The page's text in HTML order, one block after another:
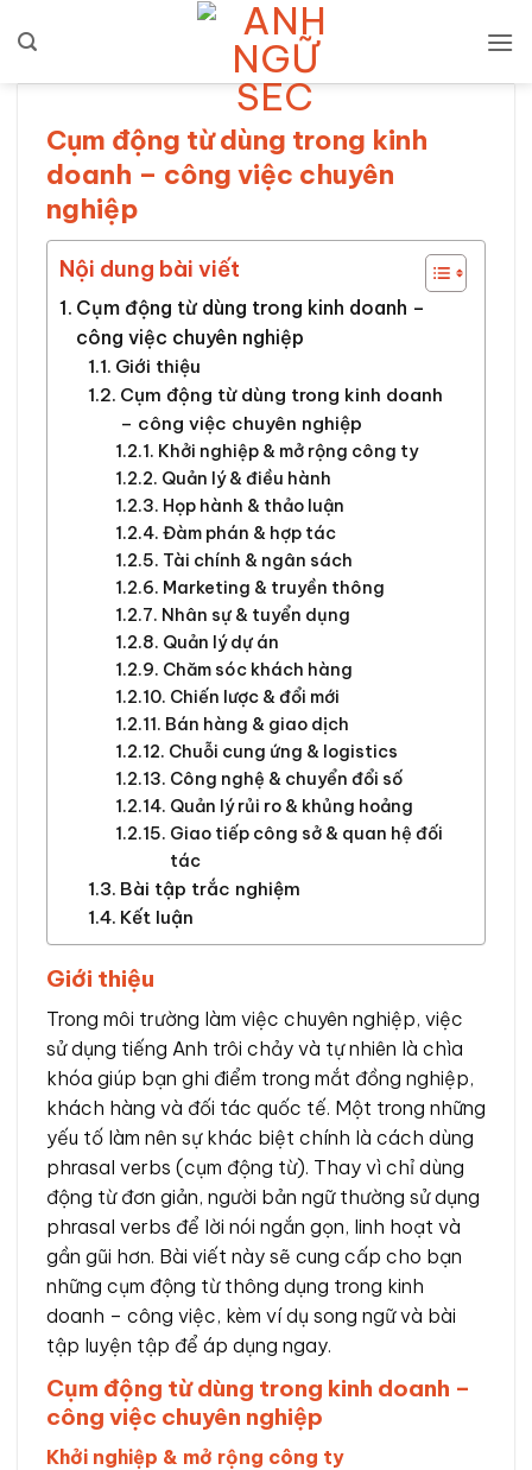
qua
Cụm động từ dùng trong kinh
doanh – công việc chuyên
nghiệp
Nội dung bài viết
Cụm động từ dùng trong kinh doanh –
công việc chuyên nghiệp
Giới thiệu
Cụm động từ dùng trong kinh doanh
– công việc chuyên nghiệp
Khởi nghiệp & mở rộng công ty
Quản lý & điều hành
Họp hành & thảo luận
Đàm phán & hợp tác
Tài chính & ngân sách
Marketing & truyền thông
Nhân sự & tuyển dụng
Quản lý dự án
Chăm sóc khách hàng
Chiến lược & đổi mới
Bán hàng & giao dịch
Chuỗi cung ứng & logistics
Công nghệ & chuyển đổi số
Quản lý rủi ro & khủng hoảng
Giao tiếp công sở & quan hệ đối
tác
Bài tập trắc nghiệm
Kết luận
Giới thiệu
Trong môi trường làm việc chuyên nghiệp, việc
sử dụng tiếng Anh trôi chảy và tự nhiên là chìa
khóa giúp bạn ghi điểm trong mắt đồng nghiệp,
khách hàng và đối tác quốc tế. Một trong những
yếu tố làm nên sự khác biệt chính là cách dùng
phrasal verbs (cụm động từ). Thay vì chỉ dùng
động từ đơn giản, người bản ngữ thường sử dụng
phrasal verbs để lời nói ngắn gọn, linh hoạt và
gần gũi hơn. Bài viết này sẽ cung cấp cho bạn
những cụm động từ thông dụng trong kinh
doanh – công việc, kèm ví dụ song ngữ và bài
tập luyện tập để áp dụng ngay.
Cụm động từ dùng trong kinh doanh –
công việc chuyên nghiệp
Khởi nghiệp & mở rộng công ty